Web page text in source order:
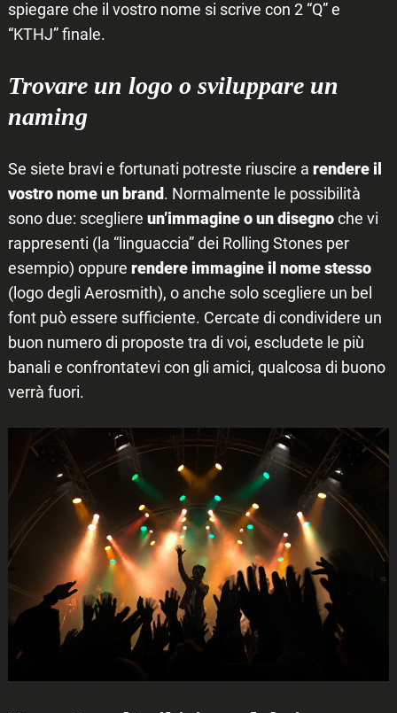
spiegare che il vostro nome si scrive con 2 “Q” e
“KTHJ” finale.
Trovare un logo o sviluppare un
naming
Se siete bravi e fortunati potreste riuscire a rendere il
vostro nome un brand. Normalmente le possibilità
sono due: scegliere un’immagine o un disegnoche vi
rappresenti (la “linguaccia” dei Rolling Stones per
esempio) oppure rendere immagine il nome stesso
(logo degli Aerosmith), o anche solo scegliere un bel
font può essere sufficiente. Cercate di condividere un
buon numero di proposte tra di voi, escludete le più
banali e confrontatevi con gli amici, qualcosa di buono
verrà fuori.